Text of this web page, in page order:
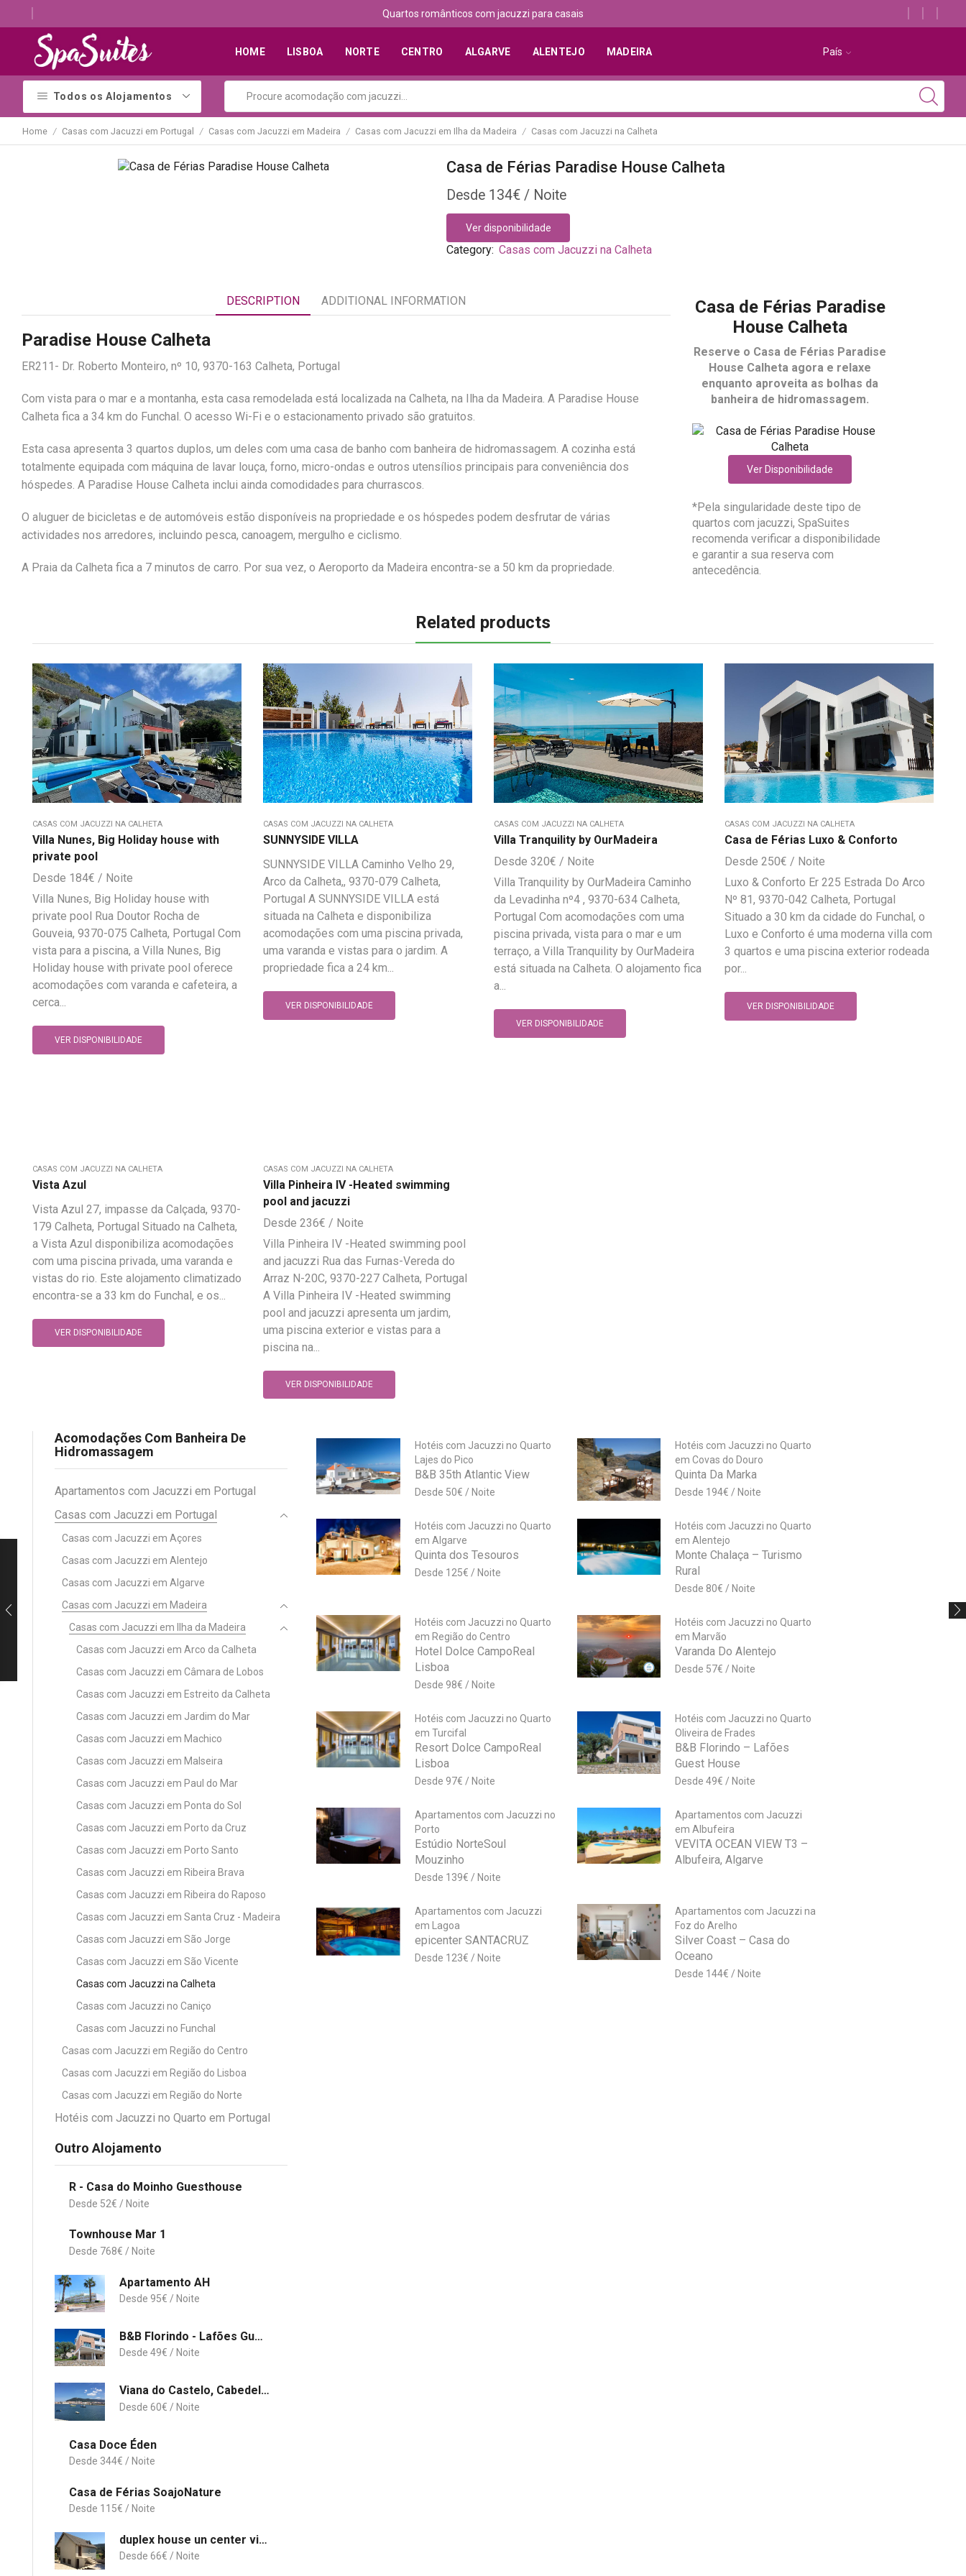
Quartos românticos com jacuzzi para casais
HOME LISBOA NORTE CENTRO ALGARVE ALENTEJO MADEIRA País
Todos os Alojamentos
Home / Casas com Jacuzzi em Portugal / Casas com Jacuzzi em Madeira / Casas com Jacuzzi em Ilha da Madeira / Casas com Jacuzzi na Calheta
Casa de Férias Paradise House Calheta
134€
Ver disponibilidade
Category: Casas com Jacuzzi na Calheta
DESCRIPTION ADDITIONAL INFORMATION
Paradise House Calheta
ER211- Dr. Roberto Monteiro, nº 10, 9370-163 Calheta, Portugal
Com vista para o mar e a montanha, esta casa remodelada está localizada na Calheta, na Ilha da Madeira. A Paradise House
Calheta fica a 34 km do Funchal. O acesso Wi-Fi e o estacionamento privado são gratuitos.
Esta casa apresenta 3 quartos duplos, um deles com uma casa de banho com banheira de hidromassagem. A cozinha está
totalmente equipada com máquina de lavar louça, forno, micro-ondas e outros utensílios principais para conveniência dos
hóspedes. A Paradise House Calheta inclui ainda comodidades para churrascos.
O aluguer de bicicletas e de automóveis estão disponíveis na propriedade e os hóspedes podem desfrutar de várias
actividades nos arredores, incluindo pesca, canoagem, mergulho e ciclismo.
A Praia da Calheta fica a 7 minutos de carro. Por sua vez, o Aeroporto da Madeira encontra-se a 50 km da propriedade.
Casa de Férias Paradise
House Calheta
Reserve o Casa de Férias Paradise
House Calheta agora e relaxe
enquanto aproveita as bolhas da
banheira de hidromassagem.
Ver Disponibilidade
*Pela singularidade deste tipo de
quartos com jacuzzi, SpaSuites
recomenda verificar a disponibilidade
e garantir a sua reserva com
antecedência.
Related products
CASAS COM JACUZZI NA CALHETA
Villa Nunes, Big Holiday house with
private pool
184€
Villa Nunes, Big Holiday house with
private pool Rua Doutor Rocha de
Gouveia, 9370-075 Calheta, Portugal Com
vista para a piscina, a Villa Nunes, Big
Holiday house with private pool oferece
acomodações com varanda e cafeteira, a
cerca...
VER DISPONIBILIDADE
CASAS COM JACUZZI NA CALHETA
SUNNYSIDE VILLA
SUNNYSIDE VILLA Caminho Velho 29,
Arco da Calheta,, 9370-079 Calheta,
Portugal A SUNNYSIDE VILLA está
situada na Calheta e disponibiliza
acomodações com uma piscina privada,
uma varanda e vistas para o jardim. A
propriedade fica a 24 km...
VER DISPONIBILIDADE
CASAS COM JACUZZI NA CALHETA
Villa Tranquility by OurMadeira
320€
Villa Tranquility by OurMadeira Caminho
da Levadinha nº4 , 9370-634 Calheta,
Portugal Com acomodações com uma
piscina privada, vista para o mar e um
terraço, a Villa Tranquility by OurMadeira
está situada na Calheta. O alojamento fica
a...
VER DISPONIBILIDADE
CASAS COM JACUZZI NA CALHETA
Casa de Férias Luxo & Conforto
250€
Luxo & Conforto Er 225 Estrada Do Arco
Nº 81, 9370-042 Calheta, Portugal
Situado a 30 km da cidade do Funchal, o
Luxo e Conforto é uma moderna villa com
3 quartos e uma piscina exterior rodeada
por...
VER DISPONIBILIDADE
CASAS COM JACUZZI NA CALHETA
Vista Azul
Vista Azul 27, impasse da Calçada, 9370-
179 Calheta, Portugal Situado na Calheta,
a Vista Azul disponibiliza acomodações
com uma piscina privada, uma varanda e
vistas do rio. Este alojamento climatizado
encontra-se a 33 km do Funchal, e os...
VER DISPONIBILIDADE
CASAS COM JACUZZI NA CALHETA
Villa Pinheira IV -Heated swimming
pool and jacuzzi
236€
Villa Pinheira IV -Heated swimming pool
and jacuzzi Rua das Furnas-Vereda do
Arraz N-20C, 9370-227 Calheta, Portugal
A Villa Pinheira IV -Heated swimming
pool and jacuzzi apresenta um jardim,
uma piscina exterior e vistas para a
piscina na...
VER DISPONIBILIDADE
Acomodações Com Banheira De
Hidromassagem
Apartamentos com Jacuzzi em Portugal
Casas com Jacuzzi em Portugal
Casas com Jacuzzi em Açores
Casas com Jacuzzi em Alentejo
Casas com Jacuzzi em Algarve
Casas com Jacuzzi em Madeira
Casas com Jacuzzi em Ilha da Madeira
Casas com Jacuzzi em Arco da Calheta
Casas com Jacuzzi em Câmara de Lobos
Casas com Jacuzzi em Estreito da Calheta
Casas com Jacuzzi em Jardim do Mar
Casas com Jacuzzi em Machico
Casas com Jacuzzi em Malseira
Casas com Jacuzzi em Paul do Mar
Casas com Jacuzzi em Ponta do Sol
Casas com Jacuzzi em Porto da Cruz
Casas com Jacuzzi em Porto Santo
Casas com Jacuzzi em Ribeira Brava
Casas com Jacuzzi em Ribeira do Raposo
Casas com Jacuzzi em Santa Cruz - Madeira
Casas com Jacuzzi em São Jorge
Casas com Jacuzzi em São Vicente
Casas com Jacuzzi na Calheta
Casas com Jacuzzi no Caniço
Casas com Jacuzzi no Funchal
Casas com Jacuzzi em Região do Centro
Casas com Jacuzzi em Região do Lisboa
Casas com Jacuzzi em Região do Norte
Hotéis com Jacuzzi no Quarto em Portugal
Outro Alojamento
R - Casa do Moinho Guesthouse
52€
Townhouse Mar 1
768€
Apartamento AH
95€
B&B Florindo - Lafões Guest House
49€
Viana do Castelo, Cabedelo Beach Apartment
60€
Casa Doce Éden
344€
Casa de Férias SoajoNature
115€
duplex house un center village
66€
Hotéis com Jacuzzi no Quarto
Lajes do Pico
B&B 35th Atlantic View
50€
Hotéis com Jacuzzi no Quarto
em Covas do Douro
Quinta Da Marka
194€
Hotéis com Jacuzzi no Quarto
em Algarve
Quinta dos Tesouros
125€
Hotéis com Jacuzzi no Quarto
em Alentejo
Monte Chalaça – Turismo
Rural
80€
Hotéis com Jacuzzi no Quarto
em Região do Centro
Hotel Dolce CampoReal
Lisboa
98€
Hotéis com Jacuzzi no Quarto
em Marvão
Varanda Do Alentejo
57€
Hotéis com Jacuzzi no Quarto
em Turcifal
Resort Dolce CampoReal
Lisboa
97€
Hotéis com Jacuzzi no Quarto
Oliveira de Frades
B&B Florindo – Lafões
Guest House
49€
Apartamentos com Jacuzzi no
Porto
Estúdio NorteSoul
Mouzinho
139€
Apartamentos com Jacuzzi
em Albufeira
VEVITA OCEAN VIEW T3 –
Albufeira, Algarve
Apartamentos com Jacuzzi
em Lagoa
epicenter SANTACRUZ
123€
Apartamentos com Jacuzzi na
Foz do Arelho
Silver Coast – Casa do
Oceano
144€